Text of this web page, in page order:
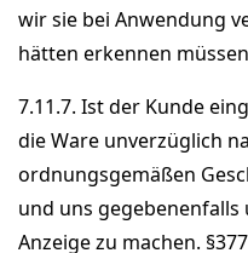
wir sie bei Anwendung
hätten erkennen
7.11.7. Ist der Kunde
die Ware unverzüglich
ordnungsgemäßen
und uns
Anzeige zu machen.